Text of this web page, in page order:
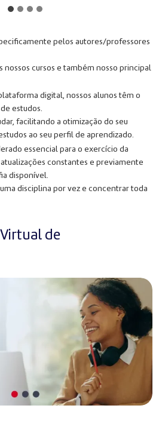
pelos autores/professores
nossos cursos e também nosso principal
digital, nossos alunos têm o
estudos.
facilitando a otimização do seu
ao seu perfil de aprendizado.
essencial para o exercício da
constantes e previamente
disponível.
disciplina por vez e concentrar toda
de